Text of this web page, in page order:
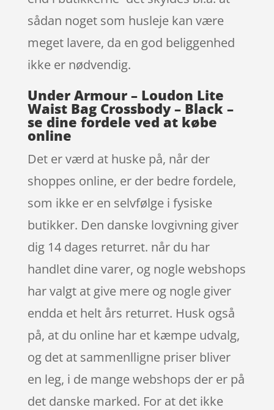
sådan noget som husleje kan være
meget lavere, da en god beliggenhed
ikke er nødvendig.
Under Armour – Loudon Lite
Waist Bag Crossbody – Black –
se dine fordele ved at købe
online
Det er værd at huske på, når der
shoppes online, er der bedre fordele,
som ikke er en selvfølge i fysiske
butikker. Den danske lovgivning giver
dig 14 dages returret. når du har
handlet dine varer, og nogle webshops
har valgt at give mere og nogle giver
endda et helt års returret. Husk også
på, at du online har et kæmpe udvalg,
og det at sammenlligne priser bliver
en leg, i de mange webshops der er på
det danske marked. For at det ikke